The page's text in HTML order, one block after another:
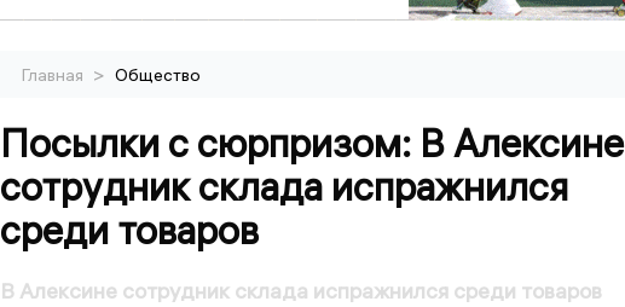
Главная > Общество
Посылки с сюрпризом: В Алексине
сотрудник склада испражнился
среди товаров
В Алексине сотрудник склада испражнился среди товаров